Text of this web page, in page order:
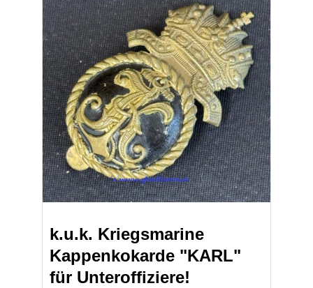
k.u.k. Kriegsmarine
Kappenkokarde "KARL"
für Unteroffiziere!